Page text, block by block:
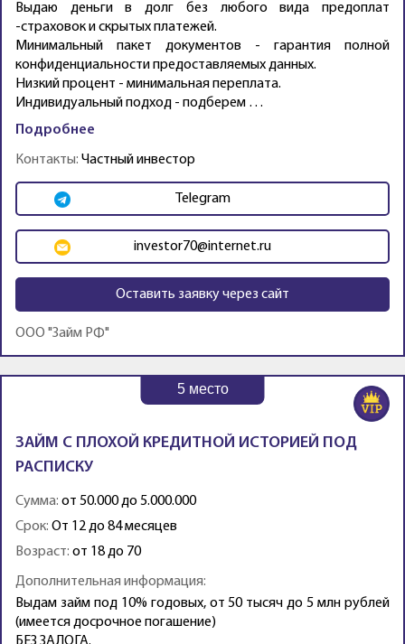
Выдаю деньги в долг без любого вида предоплат
-страховок и скрытых платежей.
Минимальный пакет документов - гарантия полной
конфиденциальности предоставляемых данных.
Низкий процент - минимальная переплата.
Индивидуальный подход - подберем …
Подробнее
Контакты: Частный инвестор
Telegram
investor70@internet.ru
Оставить заявку через сайт
ООО "Займ РФ"
5место
ЗАЙМ С ПЛОХОЙ КРЕДИТНОЙ ИСТОРИЕЙ ПОД
РАСПИСКУ
Сумма: от 50.000 до 5.000.000
Срок: От 12 до 84 месяцев
Возраст: от 18 до 70
Дополнительная информация:
Выдам займ под 10% годовых, от 50 тысяч до 5 млн рублей
(имеется досрочное погашение)